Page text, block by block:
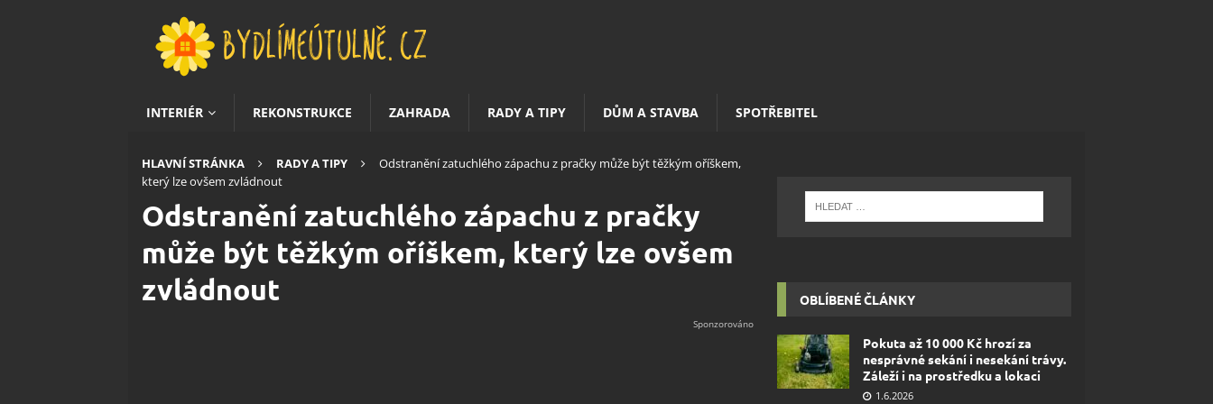
INTERIÉR REKONSTRUKCE ZAHRADA RADY A TIPY DŮM A STAVBA SPOTŘEBITEL
HLAVNÍ STRÁNKA RADY A TIPY
Odstranění zatuchlého zápachu z pračky může být těžkým oříškem,
který lze ovšem zvládnout
Odstranění zatuchlého zápachu z pračky
může být těžkým oříškem, který lze ovšem
zvládnout
OBLÍBENÉ ČLÁNKY
Pokuta až 10 000 Kč hrozí za
nesprávné sekání i nesekání trávy.
Záleží i na prostředku a lokaci
1.6.2026